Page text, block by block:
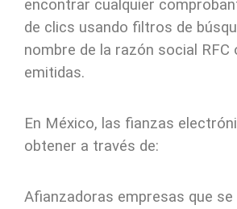
encontrar cualquier
de clics usando filtros de
nombre de la razón social RFC
emitidas.
En México, las fianzas
obtener a través de:
Afianzadoras empresas que se